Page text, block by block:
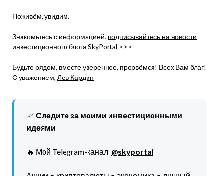
Поживём, увидим.
Знакомьтесь с информацией, подписывайтесь на новости
инвестиционного блога SkyPortal >>>
Будьте рядом, вместе увереннее, прорвёмся! Всех Вам благ!
С уважением, Лев Кардин
📈 Следите за моими инвестиционными
идеями
🔥 Мой Telegram-канал: @skyportal